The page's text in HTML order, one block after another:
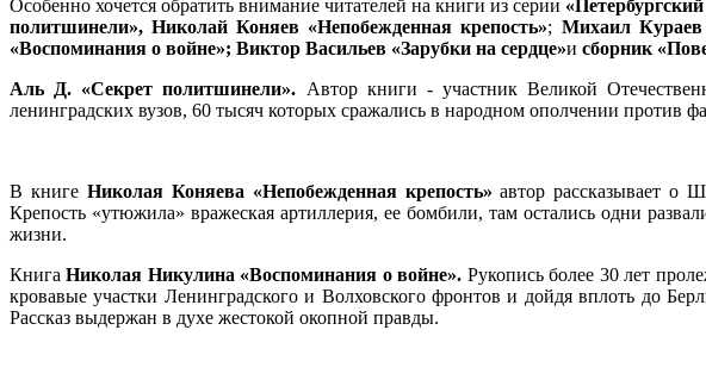
Особенно хочется обратить внимание читателей на книги из серии
политшинели», Николай Коняев «Непобежденная крепость»; Михаил Кураев
«Воспоминания о войне»; Виктор Васильев «Зарубки на сердце»и сборник
Аль Д. «Секрет политшинели». Автор книги - участник Великой
ленинградских вузов, 60 тысяч которых сражались в народном ополчении против
В книге Николая Коняева «Непобежденная крепость»автор рассказывает о
Крепость «утюжила» вражеская артиллерия, ее бомбили, там остались одни
жизни.
КнигаНиколая Никулина «Воспоминания о войне». Рукопись более 30 лет
кровавые участки Ленинградского и Волховского фронтов и дойдя вплоть до
Рассказ выдержан в духе жестокой окопной правды.